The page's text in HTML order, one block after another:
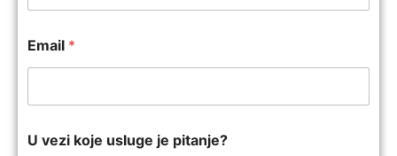
Email *
U vezi koje usluge je pitanje?